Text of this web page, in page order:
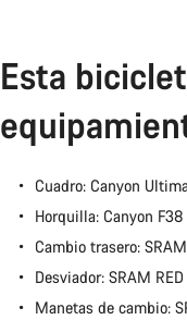
Esta
Cuadro: Canyon
Horquilla: Canyon F38
Cambio trasero:
Desviador: SRAM
Manetas de cambio: